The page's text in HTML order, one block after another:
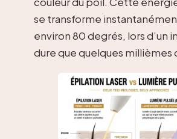
se transforme
environ 80 degrés, lors d’un
dure que quelques millièmes